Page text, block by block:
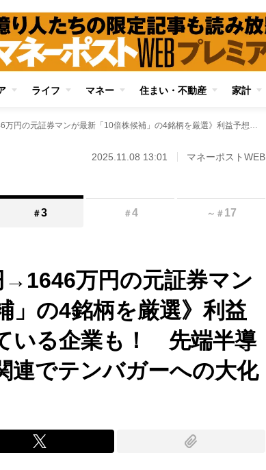
ライフ マネー 住まい・不動産 家計
《2年で元手94万円→1646万円の元証券マンが最新「10倍株候補」の4銘柄を厳選》利益予想が一気に伸びている企業も！ 先端半導体、自動車ソフト関連でテンバガーへの大化けが期待
2025.11.08 13:01 マネーポストWEB
＃3 ＃4 ～ ＃ 17
→1646万円の元証券マン
」の4銘柄を厳選》利益
いる企業も！ 先端半導
連でテンバガーへの大化